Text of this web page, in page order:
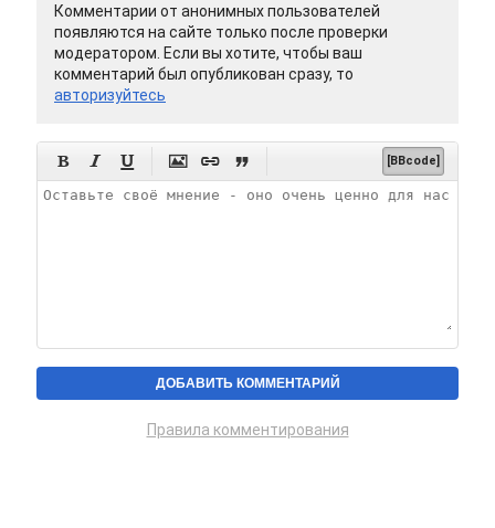
Комментарии от анонимных пользователей
появляются на сайте только после проверки
модератором. Если вы хотите, чтобы ваш
комментарий был опубликован сразу, то
авторизуйтесь
      [BBcode]
Правила комментирования